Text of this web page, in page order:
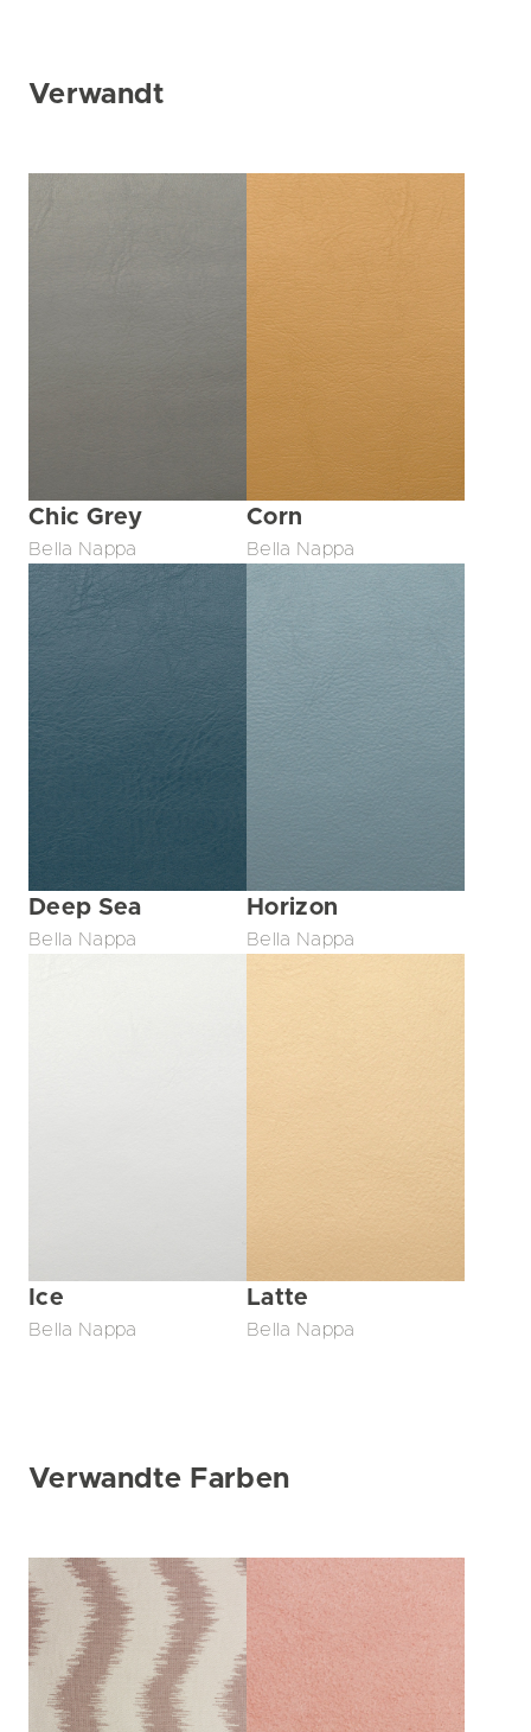
Verwandt
Chic Grey
Bella Nappa
Corn
Bella Nappa
Deep Sea
Bella Nappa
Horizon
Bella Nappa
Ice
Bella Nappa
Latte
Bella Nappa
Verwandte Farben